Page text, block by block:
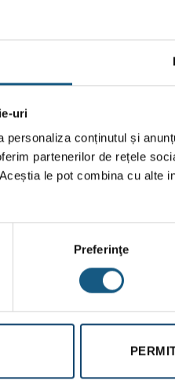
uri
personaliza conținutul și
partenerilor de rețele
le pot combina cu alte
Preferinţe
este în lateral
uzul la apă potabilă
protector la VTA320/520)
închide în maxiumum 2
litri, suprafata pardoseala: